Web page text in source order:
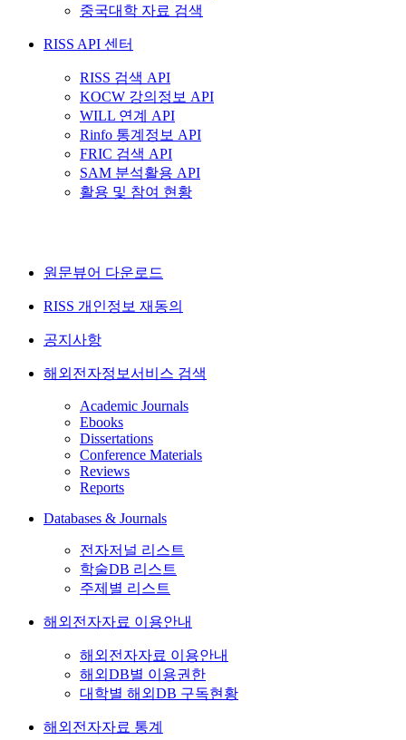
중국대학 자료 검색
RISS API 센터
RISS 검색 API
KOCW 강의정보 API
WILL 연계 API
Rinfo 통계정보 API
FRIC 검색 API
SAM 분석활용 API
활용 및 참여 현황
원문뷰어 다운로드
RISS 개인정보 재동의
공지사항
해외전자정보서비스 검색
Academic Journals
Ebooks
Dissertations
Conference Materials
Reviews
Reports
Databases & Journals
전자저널 리스트
학술DB 리스트
주제별 리스트
해외전자자료 이용안내
해외전자자료 이용안내
해외DB별 이용권한
대학별 해외DB 구독현황
해외전자자료 통계